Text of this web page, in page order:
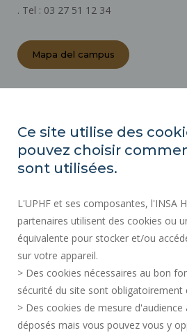
. Tel : 03 27 51 12 34
Mapa del campus
CONTRATACIÓN PÚBLICA
MAPA DEL SITIO
ACCESIBILIDAD
INFORMACIÓN LEGAL
CONTACTOS
DATOS PERSONALES
SERVICIOS PÚBLICOS +
CRÉDITOS
DOY MI OPINIÓN
Ce site utilise des
pouvez choisir
sont utilisées.
L'UPHF et ses composantes, l'INSA
partenaires utilisent des cookies ou
équivalente pour stocker et/ou
sur votre appareil.
> Des cookies nécessaires au bon
sécurité du site sont obligatoirement
> Des cookies de mesure
déposés mais vous pouvez vous y